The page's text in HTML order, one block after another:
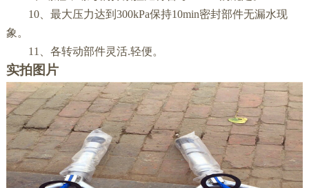
10、最大压力达到300kPa保持10min密封部件无漏水现
象。
11、各转动部件灵活.轻便。
实拍图片